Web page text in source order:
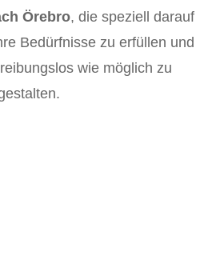
Örebro, die speziell darauf
Bedürfnisse zu erfüllen und
wie möglich zu